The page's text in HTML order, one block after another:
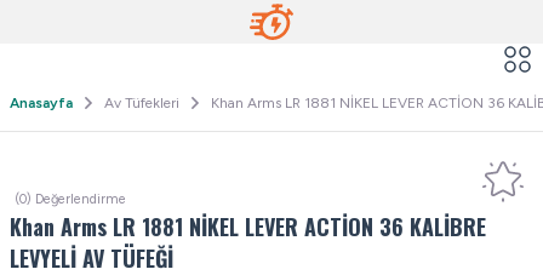
Anasayfa Av Tüfekleri Khan Arms LR 1881 NİKEL LEVER ACTİON 36
(0) Değerlendirme
Khan Arms LR 1881 NİKEL LEVER ACTİON 36 KALİBRE
LEVYELİ AV TÜFEĞİ